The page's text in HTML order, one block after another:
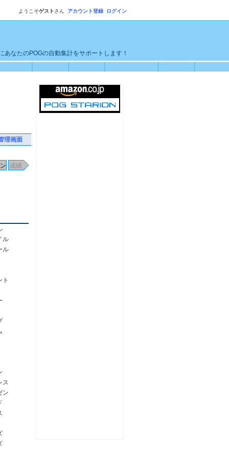
ようこそゲスト さん アカウント登録 ログイン
なたのPOGの自動集計をサポートします！
理画面
ル
ル
ト
ス
ン